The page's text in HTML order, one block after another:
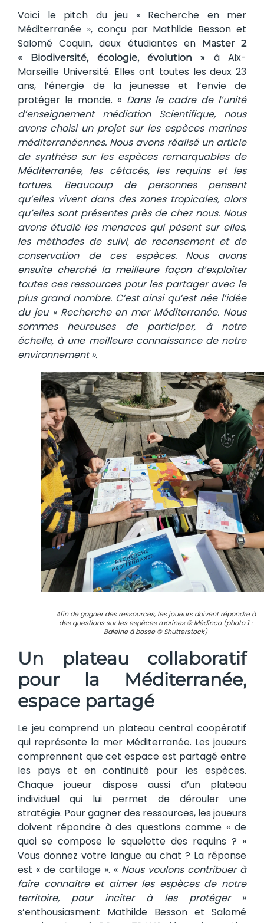
Voici le pitch du jeu « Recherche en mer
Méditerranée », conçu par Mathilde Besson et
Salomé Coquin, deux étudiantes en
Master 2
« Biodiversité, écologie, évolution »
à Aix-
Marseille Université. Elles ont toutes les deux 23
ans, l’énergie de la jeunesse et l’envie de
protéger le monde. « Dans le cadre de l’unité
d’enseignement médiation Scientifique, nous
avons choisi un projet sur les espèces marines
méditerranéennes. Nous avons réalisé un article
de synthèse sur les espèces remarquables de
Méditerranée, les cétacés, les requins et les
tortues. Beaucoup de personnes pensent
qu’elles vivent dans des zones tropicales, alors
qu’elles sont présentes près de chez nous. Nous
avons étudié les menaces qui pèsent sur elles,
les méthodes de suivi, de recensement et de
conservation de ces espèces. Nous avons
ensuite cherché la meilleure façon d’exploiter
toutes ces ressources pour les partager avec le
plus grand nombre. C’est ainsi qu’est née l’idée
du jeu « Recherche en mer Méditerranée. Nous
sommes heureuses de participer, à notre
échelle, à une meilleure connaissance de notre
environnement ».
Afin de gagner des ressources, les joueurs doivent répondre à
des questions sur les espèces marines © Médinco (photo 1 :
Baleine à bosse © Shutterstock)
Un plateau collaboratif
pour la Méditerranée,
espace partagé
Le jeu comprend un plateau central coopératif
qui représente la mer Méditerranée. Les joueurs
comprennent que cet espace est partagé entre
les pays et en continuité pour les espèces.
Chaque joueur dispose aussi d’un plateau
individuel qui lui permet de dérouler une
stratégie. Pour gagner des ressources, les joueurs
doivent répondre à des questions comme « de
quoi se compose le squelette des requins ? »
Vous donnez votre langue au chat ? La réponse
est « de cartilage ». « Nous voulons contribuer à
faire connaître et aimer les espèces de notre
territoire, pour inciter à les protéger »
s’enthousiasment Mathilde Besson et Salomé